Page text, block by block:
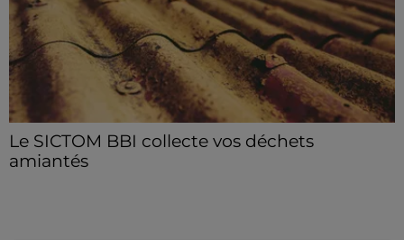
Le SICTOM BBI collecte vos déchets
amiantés